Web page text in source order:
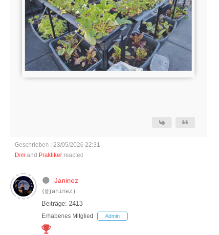
Geschrieben : 23/05/2026 22:31
Dim and Praktiker reacted
Janinez
(@janinez)
Beiträge: 2413
Erhabenes Mitglied Admin